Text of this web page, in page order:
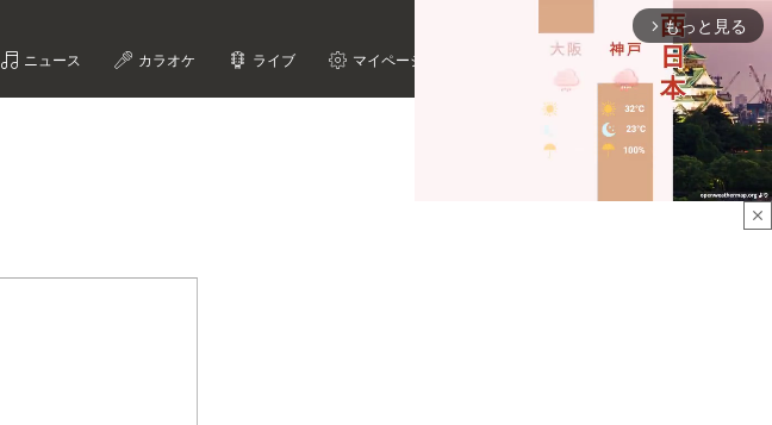
ニュース カラオケ ライブ マイページ
close
arrow_forward_ios もっと見る